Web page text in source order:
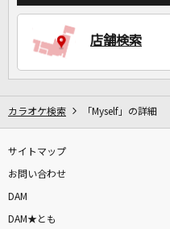
店舗検索
カラオケ検索 「Myself」の詳細
サイトマップ
お問い合わせ
DAM
DAM★とも